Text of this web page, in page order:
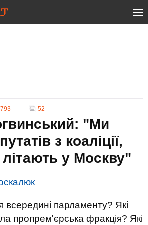
52
"Ми
з коаліції,
літають у Москву"
всередині парламенту? Які
пропрем'єрська фракція? Які